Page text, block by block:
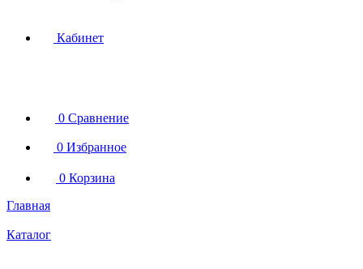
Кабинет
0 Сравнение
0 Избранное
0 Корзина
Главная
Каталог